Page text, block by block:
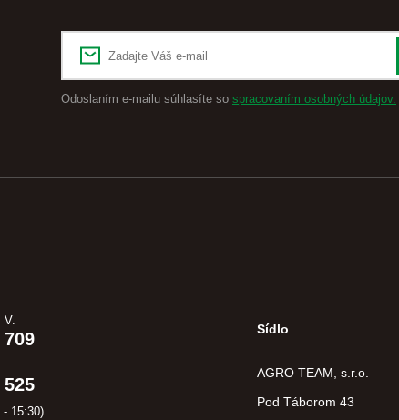
Odoslaním e-mailu súhlasíte so spracovaním osobných údajov.
V.
709
525
15:30)
Sídlo
AGRO TEAM, s.r.o.
Pod Táborom 43